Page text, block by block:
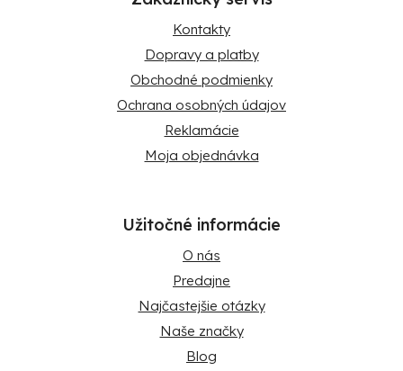
Kontakty
Dopravy a platby
Obchodné podmienky
Ochrana osobných údajov
Reklamácie
Moja objednávka
Užitočné informácie
O nás
Predajne
Najčastejšie otázky
Naše značky
Blog